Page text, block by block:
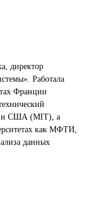
директор
Работала
Франции
и США (MIT), а
как МФТИ,
данных